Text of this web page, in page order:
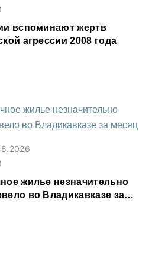
вспоминают жертв
агрессии 2008 года
жилье незначительно
во Владикавказе за